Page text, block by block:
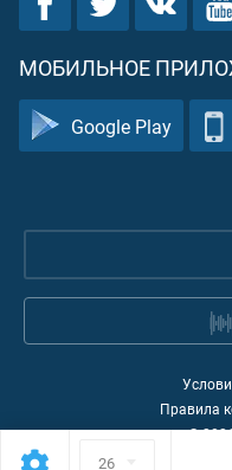
26
МОБИЛЬНОЕ
Google Play
Правила
©